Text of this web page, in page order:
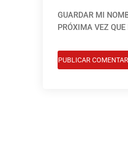
GUARDAR MI
PRÓXIMA VEZ